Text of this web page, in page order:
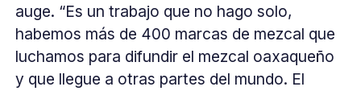
auge. “Es un trabajo que no hago solo,
habemos más de 400 marcas de mezcal que
luchamos para difundir el mezcal oaxaqueño
y que llegue a otras partes del mundo. El